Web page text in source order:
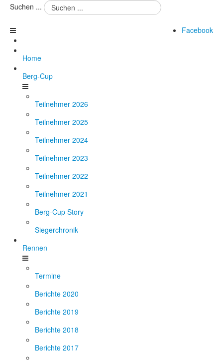
Suchen ...
Facebook
Home
Berg-Cup
Teilnehmer 2026
Teilnehmer 2025
Teilnehmer 2024
Teilnehmer 2023
Teilnehmer 2022
Teilnehmer 2021
Berg-Cup Story
Siegerchronik
Rennen
Termine
Berichte 2020
Berichte 2019
Berichte 2018
Berichte 2017